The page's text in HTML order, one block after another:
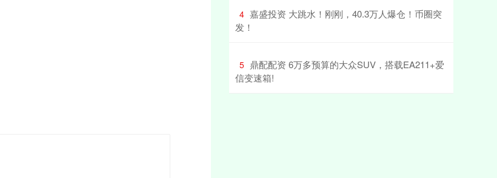
4 ​嘉盛投资 大跳水！刚刚，40.3万人爆仓！币圈突
发！
5 ​鼎配配资 6万多预算的大众SUV，搭载EA211+爱
信变速箱!